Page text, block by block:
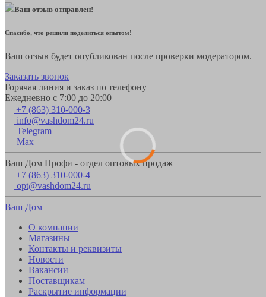
Ваш отзыв отправлен!
Спасибо, что решили поделиться опытом!
Ваш отзыв будет опубликован после проверки модератором.
Заказать звонок
Горячая линия и заказ по телефону
Ежедневно с 7:00 до 20:00
+7 (863) 310-000-3
info@vashdom24.ru
Telegram
Max
Ваш Дом Профи - отдел оптовых продаж
+7 (863) 310-000-4
opt@vashdom24.ru
Ваш Дом
О компании
Магазины
Контакты и реквизиты
Новости
Вакансии
Поставщикам
Раскрытие информации